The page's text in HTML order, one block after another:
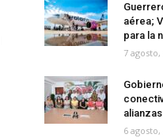
aérea;
para la
7 agosto,
6 agosto,